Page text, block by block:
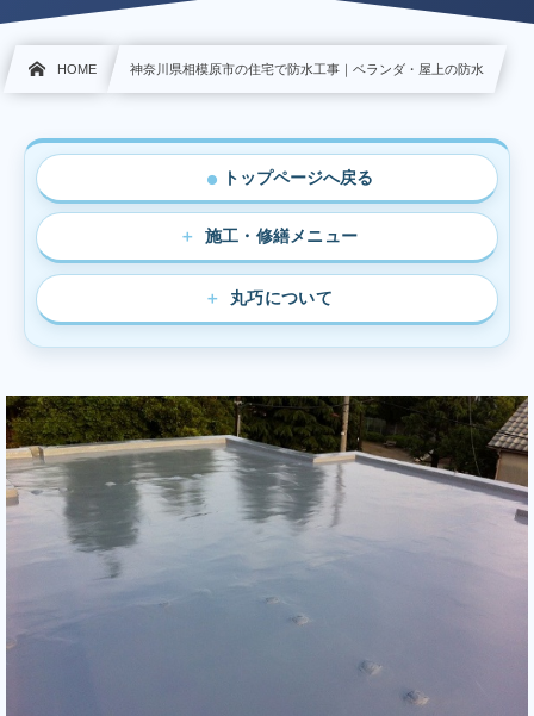
HOME 神奈川県相模原市の住宅で防水工事｜ベランダ・屋上の防水
● トップページへ戻る
施工・修繕メニュー
丸巧について